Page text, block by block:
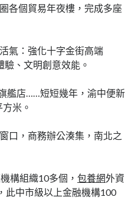
各個貿易年夜樓，完成多座
氣：強化十字金街高端
、文明創意效能。
艦店……短短幾年，渝中便新
米。
口，商務辦公湊集，南北之
構組織10多個，包養網外資
此中市級以上金融機構100